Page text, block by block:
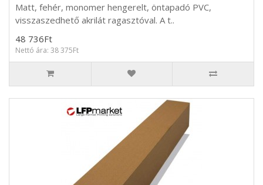
Matt, fehér, monomer hengerelt, öntapadó PVC,
visszaszedhető akrilát ragasztóval. A t..
48 736Ft
Nettó ára: 38 375Ft